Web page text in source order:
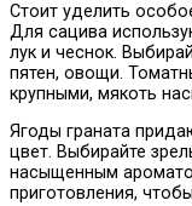
Стоит уделить
Для сацива
лук и чеснок.
пятен, овощи.
крупными, мякоть
Ягоды граната
цвет. Выбирайте
насыщенным
приготовления,